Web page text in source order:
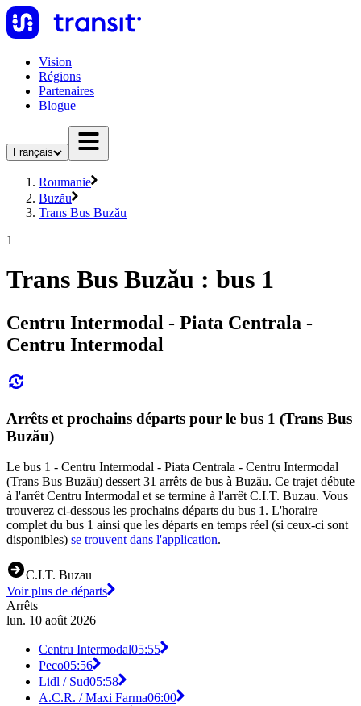
Vision
Régions
Partenaires
Blogue
Français
Roumanie
Buzău
Trans Bus Buzău
1
Trans Bus Buzău : bus 1
Centru Intermodal - Piata Centrala -
Centru Intermodal
Arrêts et prochains départs pour le bus 1 (Trans Bus
Buzău)
Le bus 1 - Centru Intermodal - Piata Centrala - Centru Intermodal
(Trans Bus Buzău) dessert 31 arrêts de bus à Buzău. Ce trajet débute
à l'arrêt Centru Intermodal et se termine à l'arrêt C.I.T. Buzau. Vous
trouverez ci-dessous les prochains départs du bus 1. L'horaire
complet du bus 1 ainsi que les départs en temps réel (si ceux-ci sont
disponibles) se trouvent dans l'application.
C.I.T. Buzau
Voir plus de départs
Arrêts
lun. 10 août 2026
Centru Intermodal05:55
Peco05:56
Lidl / Sud05:58
A.C.R. / Maxi Farma06:00